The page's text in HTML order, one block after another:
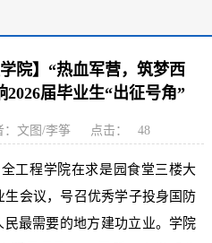
院】“热血军营，筑梦西
届毕业生“出征号角”
：文图/李筝 点击： 48
工程学院在求是园食堂三楼大
会议，号召优秀学子投身国防
最需要的地方建功立业。学院